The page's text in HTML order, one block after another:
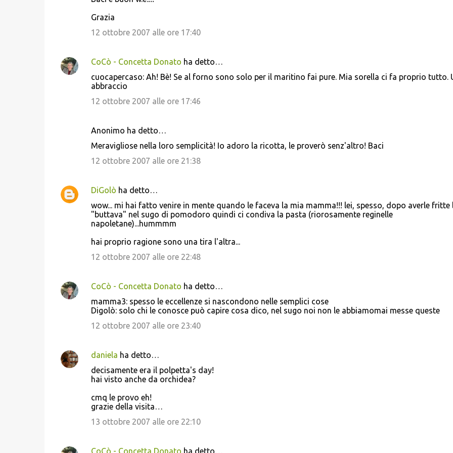
Grazia
12 ottobre 2007 alle ore 17:40
CoCò - Concetta Donato ha detto…
cuocapercaso: Ah! Bè! Se al forno sono solo per il maritino fai pure. Mia sorella ci fa proprio tutto.
abbraccio
12 ottobre 2007 alle ore 17:46
Anonimo ha detto…
Meravigliose nella loro semplicità! Io adoro la ricotta, le proverò senz'altro! Baci
12 ottobre 2007 alle ore 21:38
DiGolò ha detto…
wow... mi hai fatto venire in mente quando le faceva la mia mamma!!! lei, spesso, dopo averle fritte
"buttava" nel sugo di pomodoro quindi ci condiva la pasta (riorosamente reginelle
napoletane)...hummmm
hai proprio ragione sono una tira l'altra...
12 ottobre 2007 alle ore 22:48
CoCò - Concetta Donato ha detto…
mamma3: spesso le eccellenze si nascondono nelle semplici cose
Digolò: solo chi le conosce può capire cosa dico, nel sugo noi non le abbiamomai messe queste
12 ottobre 2007 alle ore 23:40
daniela ha detto…
decisamente era il polpetta's day!
hai visto anche da orchidea?
cmq le provo eh!
grazie della visita…
13 ottobre 2007 alle ore 22:10
CoCò - Concetta Donato ha detto…